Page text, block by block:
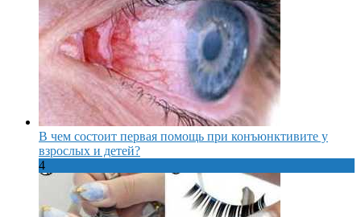
В чем состоит первая помощь при конъюнктивите у
взрослых и детей?
4